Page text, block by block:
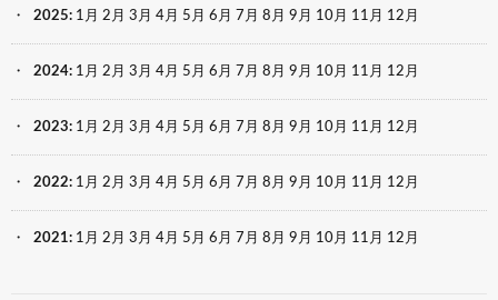
2025: 1月 2月 3月 4月 5月 6月 7月 8月 9月 10月 11月 12月
2024: 1月 2月 3月 4月 5月 6月 7月 8月 9月 10月 11月 12月
2023: 1月 2月 3月 4月 5月 6月 7月 8月 9月 10月 11月 12月
2022: 1月 2月 3月 4月 5月 6月 7月 8月 9月 10月 11月 12月
2021: 1月 2月 3月 4月 5月 6月 7月 8月 9月 10月 11月 12月